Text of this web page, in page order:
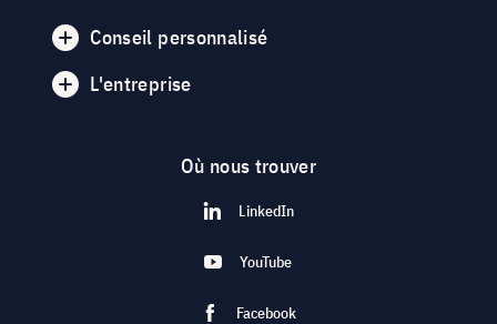
Conseil personnalisé
L'entreprise
Où nous trouver
LinkedIn
YouTube
Facebook